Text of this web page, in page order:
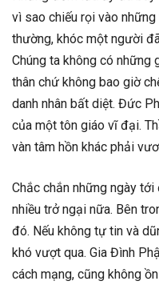
vì sao chiếu rọi vào
thường, khóc một người
Chúng ta không có những
thân chứ không bao giờ
danh nhân bất diệt. Đức
của một tôn giáo vĩ đại.
vàn tâm hồn khác phải
Chắc chắn những ngày
nhiều trở ngại nữa. Bên
đó. Nếu không tự tin và
khó vượt qua. Gia Đình
cách mạng, cũng không